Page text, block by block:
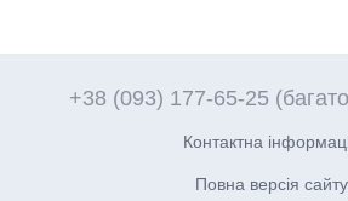
+38 (093) 177-65-25
Контактна
Повна версія сайту